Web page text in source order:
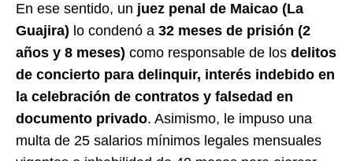
En ese sentido, un juez penal de Maicao (La
Guajira) lo condenó a 32 meses de prisión (2
años y 8 meses) como responsable de los delitos
de concierto para delinquir, interés indebido en
la celebración de contratos y falsedad en
documento privado. Asimismo, le impuso una
multa de 25 salarios mínimos legales mensuales